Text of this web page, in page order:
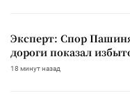
Эксперт: Спор
дороги показал
18 минут назад